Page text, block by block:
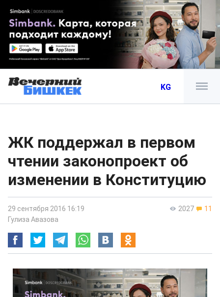
KG
ЖК поддержал в первом
чтении законопроект об
изменении в Конституцию
2027 11
29 сентября 2016 16:19
Гулиза Авазова